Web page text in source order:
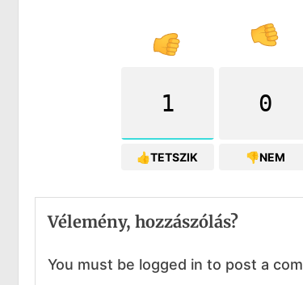
1
👍TETSZIK
0
👎NEM
Vélemény, hozzászólás?
You must be logged in to post a